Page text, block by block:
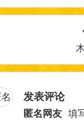
发表评论
匿名网友 填